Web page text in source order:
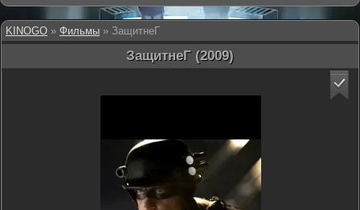
KINOGO » Фильмы » ЗащитнеГ
ЗащитнеГ (2009)